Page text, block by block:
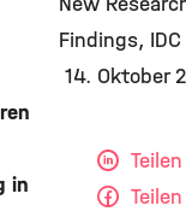
Findings IDC
14. Oktober
in
Teilen
Teilen